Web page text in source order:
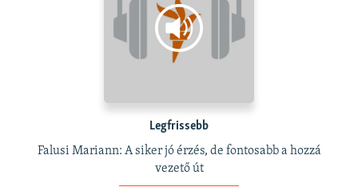
Legfrissebb
Falusi Mariann: A siker jó érzés, de fontosabb a hozzá
vezető út